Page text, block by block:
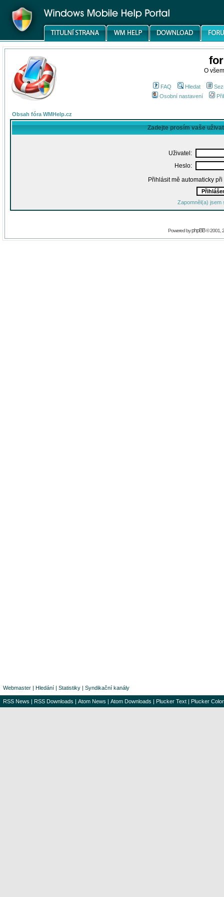
O
FAQ Hledat
Osobní nastavení
Obsah fóra WMHelp.cz
Zadejte prosím vaše
Uživatel:
Heslo:
Přihlásit mě automaticky
Zapomněl(a) jsem
Powered byphpBB© 2001,
Webmaster | Hledání | Statistiky | Syndikační kanály
RSS News | RSS Downloads | Atom News | Atom Downloads | Plucker Text | Plucker Color